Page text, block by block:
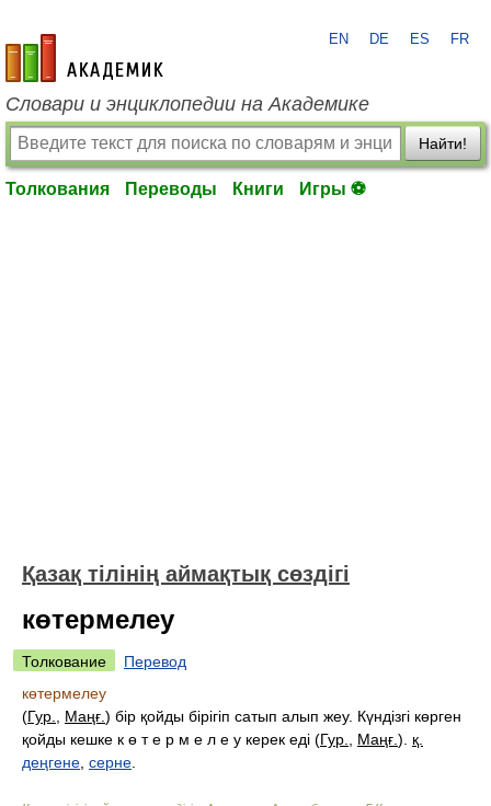
academic.ru
EN DE ES FR
Словари и энциклопедии на Академике
Найти!
Толкования Переводы Книги Игры ⚽
Қазақ тілінің аймақтық сөздігі
көтермелеу
Толкование
Перевод
көтермелеу
(Гур. Маңғ. ) бір қойды бірігіп сатып алып жеу. Күндізгі көрген
қойды кешке к ө т е р м е л е у керек еді (Гур. Маңғ. ). қ.
деңгене серне